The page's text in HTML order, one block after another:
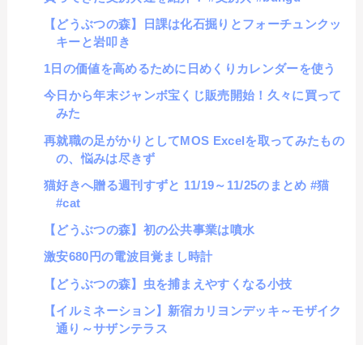
【どうぶつの森】日課は化石掘りとフォーチュンクッ
キーと岩叩き
1日の価値を高めるために日めくりカレンダーを使う
今日から年末ジャンボ宝くじ販売開始！久々に買って
みた
再就職の足がかりとしてMOS Excelを取ってみたもの
の、悩みは尽きず
猫好きへ贈る週刊すずと 11/19～11/25のまとめ #猫
#cat
【どうぶつの森】初の公共事業は噴水
激安680円の電波目覚まし時計
【どうぶつの森】虫を捕まえやすくなる小技
【イルミネーション】新宿カリヨンデッキ～モザイク
通り～サザンテラス